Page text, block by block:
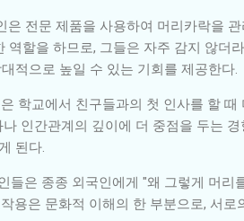
전문 제품을 사용하여 머리카락을
할을 하므로, 그들은 자주 감지 않더
적으로 높일 수 있는 기회를 제공한다.
학교에서 친구들과의 첫 인사를 할 때
인간관계의 깊이에 더 중점을 두는
된다.
은 종종 외국인에게 "왜 그렇게 머리
용은 문화적 이해의 한 부분으로, 서로